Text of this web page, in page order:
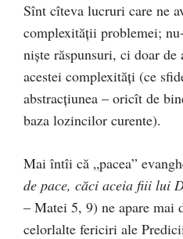
Sînt cîteva lucruri care ne
complexităţii problemei;
nişte răspunsuri, ci doar de
acestei complexităţi (ce
abstracţiunea – oricît de
baza lozincilor curente).
Mai întîi că „pacea”
de pace, căci aceia fiii lui
– Matei 5, 9) ne apare mai
celorlalte fericiri ale